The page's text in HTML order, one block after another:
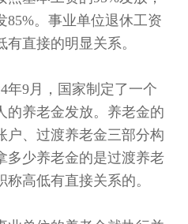
85%。事业单位退休工资
直接的明显关系。
9月，国家制定了一个
的养老金发放。养老金的
户、过渡养老金三部分构
多少养老金的是过渡养老
高低有直接关系的。